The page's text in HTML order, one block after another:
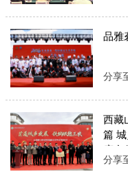
品雅
分享
西藏
篇
度合
分享